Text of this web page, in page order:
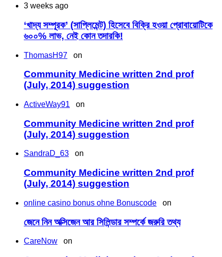
3 weeks ago
‘খাদ্য সম্পূরক’ (সাপ্লিমেন্ট) হিসেবে বিক্রি হওয়া প্রোবায়োটিকে
৬০০% লাভ, নেই কোন তদারকি!
ThomasH97 on
Community Medicine written 2nd prof
(July, 2014) suggestion
ActiveWay91 on
Community Medicine written 2nd prof
(July, 2014) suggestion
SandraD_63 on
Community Medicine written 2nd prof
(July, 2014) suggestion
online casino bonus ohne Bonuscode on
জেনে নিন অক্সিজেন আর সিলিন্ডার সম্পর্কে জরুরি তথ্য
CareNow on